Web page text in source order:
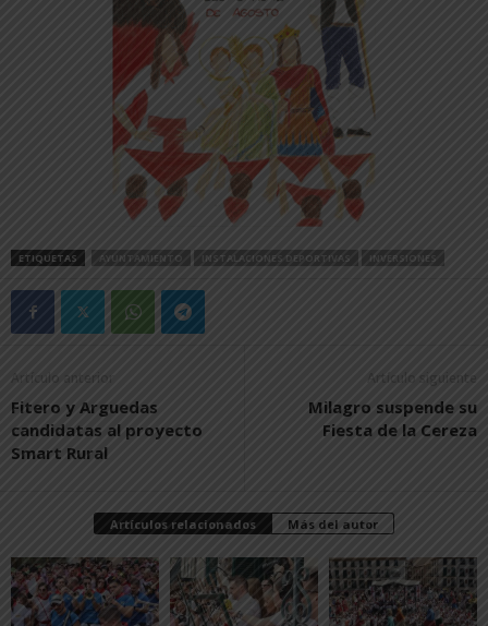
ETIQUETAS AYUNTAMIENTO INSTALACIONES DEPORTIVAS INVERSIONES
Artículo anterior
Fitero y Arguedas
candidatas al proyecto
Smart Rural
Artículo siguiente
Milagro suspende su
Fiesta de la Cereza
Artículos relacionados Más del autor